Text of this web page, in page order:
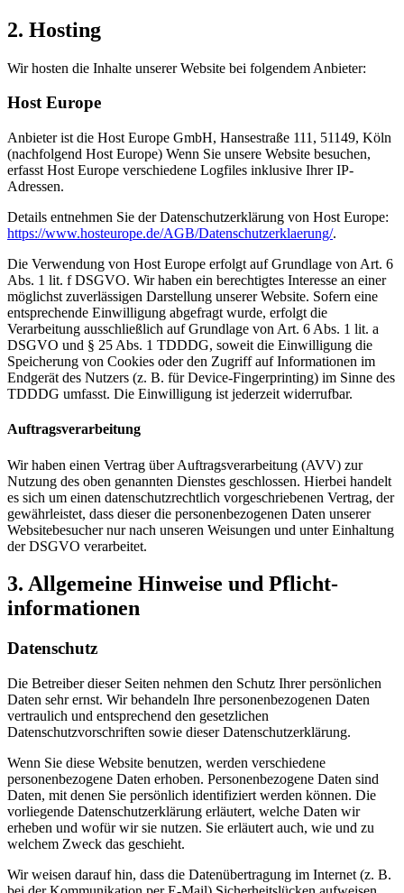
2. Hosting
Wir hosten die Inhalte unserer Website bei folgendem Anbieter:
Host Europe
Anbieter ist die Host Europe GmbH, Hansestraße 111, 51149, Köln
(nachfolgend Host Europe) Wenn Sie unsere Website besuchen,
erfasst Host Europe verschiedene Logfiles inklusive Ihrer IP-
Adressen.
Details entnehmen Sie der Datenschutzerklärung von Host Europe:
https://www.hosteurope.de/AGB/Datenschutzerklaerung/.
Die Verwendung von Host Europe erfolgt auf Grundlage von Art. 6
Abs. 1 lit. f DSGVO. Wir haben ein berechtigtes Interesse an einer
möglichst zuverlässigen Darstellung unserer Website. Sofern eine
entsprechende Einwilligung abgefragt wurde, erfolgt die
Verarbeitung ausschließlich auf Grundlage von Art. 6 Abs. 1 lit. a
DSGVO und § 25 Abs. 1 TDDDG, soweit die Einwilligung die
Speicherung von Cookies oder den Zugriff auf Informationen im
Endgerät des Nutzers (z. B. für Device-Fingerprinting) im Sinne des
TDDDG umfasst. Die Einwilligung ist jederzeit widerrufbar.
Auftragsverarbeitung
Wir haben einen Vertrag über Auftragsverarbeitung (AVV) zur
Nutzung des oben genannten Dienstes geschlossen. Hierbei handelt
es sich um einen datenschutzrechtlich vorgeschriebenen Vertrag, der
gewährleistet, dass dieser die personenbezogenen Daten unserer
Websitebesucher nur nach unseren Weisungen und unter Einhaltung
der DSGVO verarbeitet.
3. Allgemeine Hinweise und Pflicht­
informationen
Datenschutz
Die Betreiber dieser Seiten nehmen den Schutz Ihrer persönlichen
Daten sehr ernst. Wir behandeln Ihre personenbezogenen Daten
vertraulich und entsprechend den gesetzlichen
Datenschutzvorschriften sowie dieser Datenschutzerklärung.
Wenn Sie diese Website benutzen, werden verschiedene
personenbezogene Daten erhoben. Personenbezogene Daten sind
Daten, mit denen Sie persönlich identifiziert werden können. Die
vorliegende Datenschutzerklärung erläutert, welche Daten wir
erheben und wofür wir sie nutzen. Sie erläutert auch, wie und zu
welchem Zweck das geschieht.
Wir weisen darauf hin, dass die Datenübertragung im Internet (z. B.